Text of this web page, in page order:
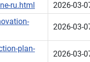
ru.html
2026-03-
2026-03-
plan-
2026-03-